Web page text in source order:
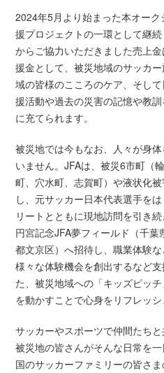
2024年5月より始まった本オー
援プロジェクトの一環として継
からご協力いただきました売上
援金として、被災地域のサッカ
域の皆様のこころのケア、そし
援活動や過去の災害の記憶や教
に充てられます。
被災地では今もなお、人々が身
いません。JFAは、被災6市町（
町、穴水町、志賀町）や液状化
し、元サッカー日本代表選手を
リートとともに現地訪問を引き
円宮記念JFA夢フィールド（千
都文京区）へ招待し、職業体験
様々な体験機会を創出するなど
た、被災地域への「キッズピッ
を動かすことで心身をリフレッ
サッカーやスポーツで仲間たちと
被災地の皆さんがそんな日常を
国のサッカーファミリーの皆さ